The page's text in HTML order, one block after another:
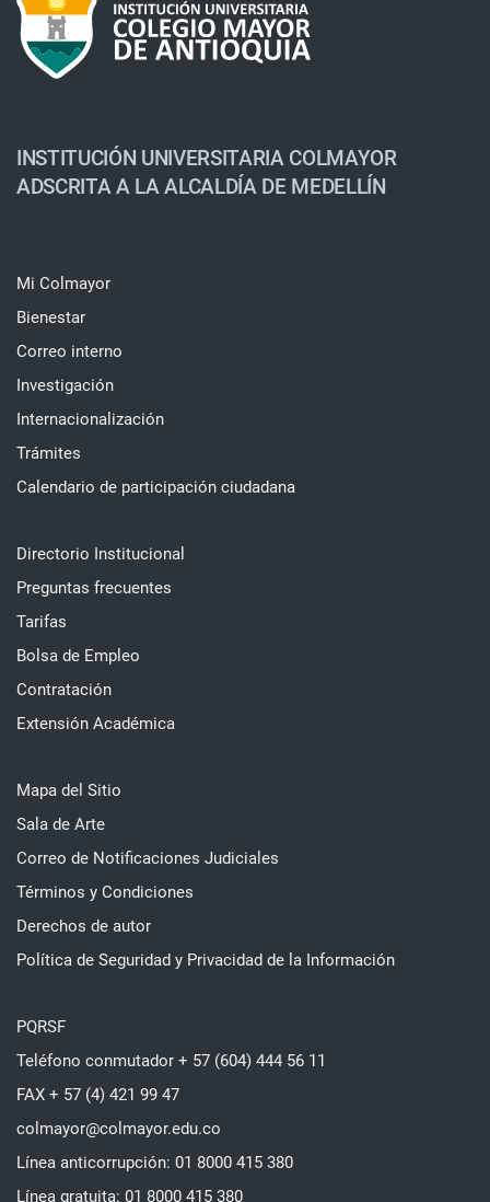
INSTITUCIÓN UNIVERSITARIA COLMAYOR
ADSCRITA A LA ALCALDÍA DE MEDELLÍN
Mi Colmayor
Bienestar
Correo interno
Investigación
Internacionalización
Trámites
Calendario de participación ciudadana
Directorio Institucional
Preguntas frecuentes
Tarifas
Bolsa de Empleo
Contratación
Extensión Académica
Mapa del Sitio
Sala de Arte
Correo de Notificaciones Judiciales
Términos y Condiciones
Derechos de autor
Política de Seguridad y Privacidad de la Información
PQRSF
Teléfono conmutador + 57 (604) 444 56 11
FAX + 57 (4) 421 99 47
colmayor@colmayor.edu.co
Línea anticorrupción: 01 8000 415 380
Línea gratuita: 01 8000 415 380